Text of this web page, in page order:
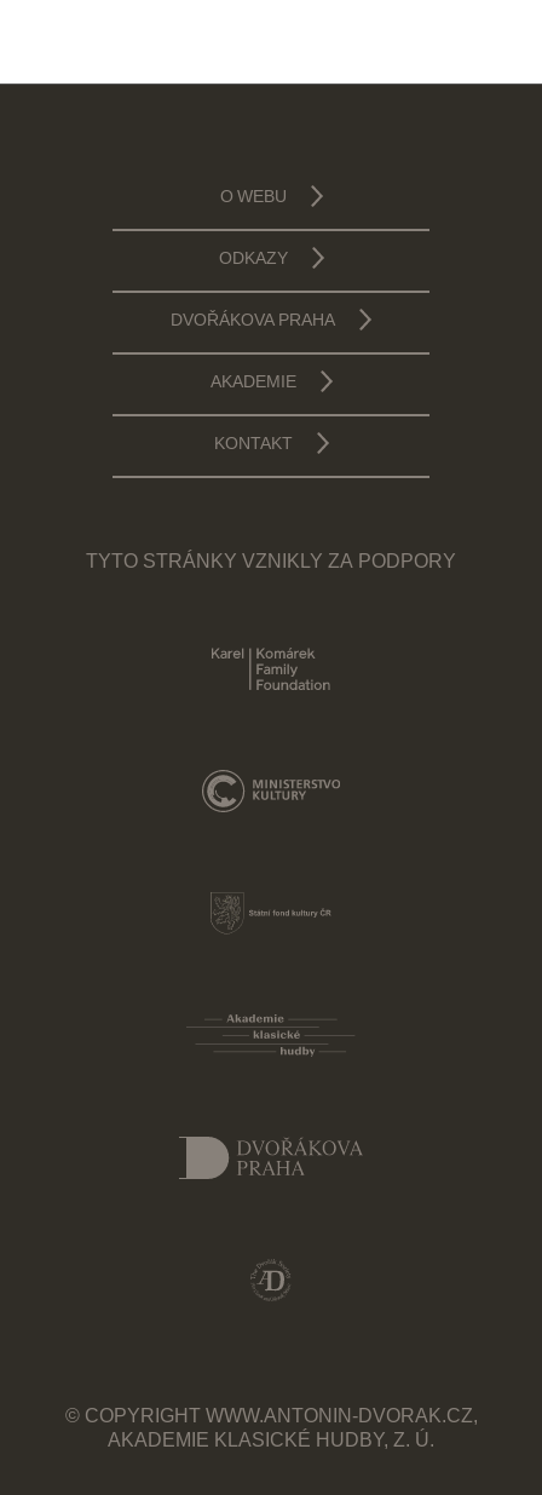
O WEBU
ODKAZY
DVOŘÁKOVA PRAHA
AKADEMIE
KONTAKT
TYTO STRÁNKY VZNIKLY ZA PODPORY
© COPYRIGHT WWW.ANTONIN-DVORAK.CZ,
AKADEMIE KLASICKÉ HUDBY, Z. Ú.